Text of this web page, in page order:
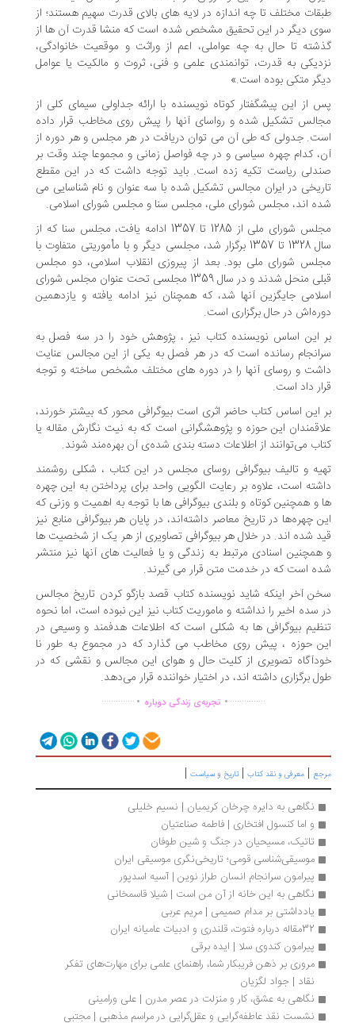
مختلف تا چه اندازه در لایه های بالای قدرت سهیم هستند؛ از
دیگر در این تحقیق مشخص شده است که منشا قدرت آن ها از
تا حال به چه عواملی، اعم از وراثت و موقعیت خانوادگی،
به قدرت، توانمندی علمی و فنی، ثروت و مالکیت یا عوامل
متکی بوده است.»
از این پیشگفتار کوتاه نویسنده با ارائه جداولی سیمای کلی از
تشکیل شده و رواسای آنها را پیش روی مخاطب قرار داده
جدولی که طی آن می توان دریافت در هر مجلس و هر دوره از
کدام چهره سیاسی و در چه فواصل زمانی و مجموعا چند وقت بر
ریاست تکیه زده است. باید توجه داشت که در این مقطع
در ایران مجالس تشکیل شده با سه عنوان و نام شناسایی می
اند، مجلس شورای ملی، مجلس سنا و مجلس شورای اسلامی.
مجلس شورای ملی از 1285 تا 1357 ادامه یافت، مجلس سنا که از
سال 1328 تا 1357 برگزار شد، مجلسی دیگر و با مأموریتی متفاوت با
شورای ملی بود. بعد از پیروزی انقلاب اسلامی، دو مجلس
قبلی منحل شدند و در سال 1359 مجلسی تحت عنوان مجلس شورای
جایگزین آنها شد، که همچنان نیز ادامه یافته و یازدهمین
در حال برگزاری است.
این اساس نویسنده کتاب نیز ، پژوهش خود را در سه فصل به
رسانده است که در هر فصل به یکی از این مجالس عنایت
و روسای آنها را در دوره های مختلف مشخص ساخته و توجه
داد است.
این اساس کتاب حاضر اثری است بیوگرافی محور که بیشتر خورند،
این حوزه و پژوهشگرانی است که به نیت نگارش مقاله یا
می‌توانند از اطلاعات دسته بندی شده‌ی آن بهره‌‍‌مند شوند.
و تالیف بیوگرافی روسای مجلس در این کتاب ، شکلی روشمند
است، علاوه بر رعایت الگویی واحد برای پرداختن به این چهره
و همچنین کوتاه و بلندی بیوگرافی ها با توجه به اهمیت و وزنی که
چهره‌ها در تاریخ معاصر داشته‌اند، در پایان هر بیوگرافی منابع نیز
شده اند. در خلال هر بیوگرافی تصاویری از هر یک از شخصیت ها
اسنادی مرتبط به زندگی و یا فعالیت های آنها نیز منتشر
است که در خدمت متن قرار می گیرند.
آخر اینکه شاید نویسنده کتاب قصد بازگو کردن تاریخ مجالس
سده اخیر را نداشته و ماموریت کتاب نیز این نبوده است، اما نحوه
بیوگرافی ها به شکلی است که اطلاعات هدفمند و وسیعی در
حوزه ، پیش روی مخاطب می گذارد که در مجموع به طور نا
تصویری از کلیت حال و هوای این مجالس و نقشی که در
برگزاری داشته اند، در اختیار خواننده قرار می‌دهد.
...............
. تجربه‌ی زندگی دوباره.
..............
معرفی و نقد کتاب|تاریخ و سیاست |
نگاهی به دایره چرخان کریمیان | نسیم خلیلی
و اما کنسول افتخاری | فاطمه صناعتیان
تاتیک، مسیحیان در جنگ و شین طوفان
موسیقی‌شناسی قومی؛ تاریخی‌نگری موسیقی ایران
پیرامون سرانجام انسان طراز نوین | آسیه اسدپور
نگاهی به این خانه از آن من است | شیلا قاسمخانی
یادداشتی بر مدام صمیمی | مریم عربی
پیرامون کندوی سلا | ایده برقی
مروری بر ذهن فریبکار شما، راهنمای علمی برای مهارت‌های تفکر
نقاد | جواد لگزیان
نگاهی به عشق، کار و منزلت در عصر مدرن | علی ورامینی